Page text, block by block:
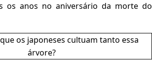
os anos no aniversário da morte do